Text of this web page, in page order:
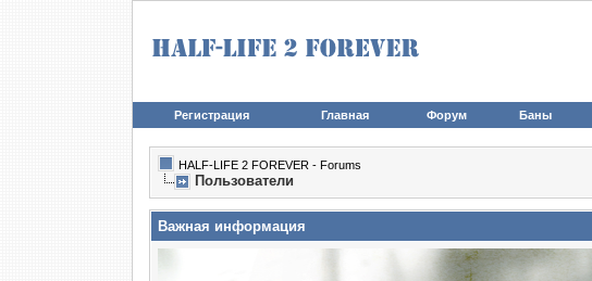
Регистрация Главная Форум Баны
HALF-LIFE 2 FOREVER - Forums
Пользователи
Важная информация